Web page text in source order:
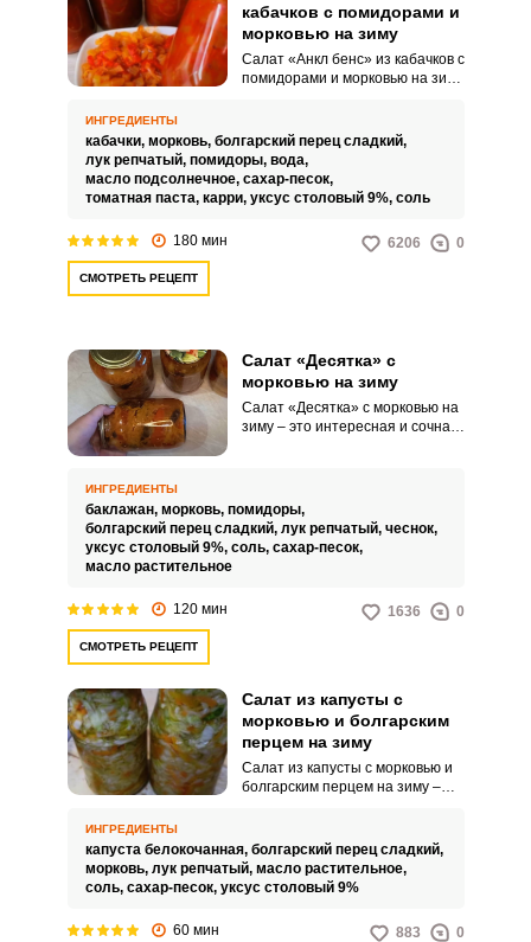
кабачков с помидорами и
морковью на зиму
Салат «Анкл бенс» из кабачков с
помидорами и морковью на зиму
и вкус этого салата поразят
каждого.
ИНГРЕДИЕНТЫ
кабачки, морковь, болгарский перец сладкий,
лук репчатый, помидоры, вода,
масло подсолнечное, сахар-песок,
томатная паста, карри, уксус столовый 9%, соль
180 мин 6206 0
СМОТРЕТЬ РЕЦЕПТ
Салат «Десятка» с
морковью на зиму
Салат «Десятка» с морковью на
зиму – это интересная и сочная
ИНГРЕДИЕНТЫ
баклажан, морковь, помидоры,
болгарский перец сладкий, лук репчатый, чеснок,
уксус столовый 9%, соль, сахар-песок,
масло растительное
120 мин 1636 0
СМОТРЕТЬ РЕЦЕПТ
Салат из капусты с
морковью и болгарским
перцем на зиму
Салат из капусты с морковью и
болгарским перцем на зиму –
семье. Сочетание свежей
капусты, сладкой моркови,
ароматного перца и нежного
ИНГРЕДИЕНТЫ
капуста белокочанная, болгарский перец сладкий,
морковь, лук репчатый, масло растительное,
соль, сахар-песок, уксус столовый 9%
60 мин 883 0